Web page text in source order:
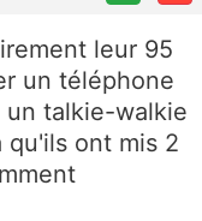
leur 95
un téléphone
talkie-walkie
ont mis 2